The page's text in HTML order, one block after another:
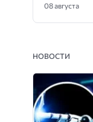
08 августа
НОВОСТИ